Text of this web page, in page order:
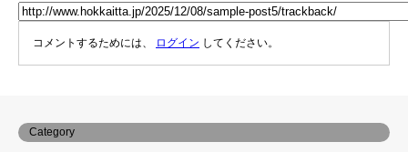
コメントするためには、 ログイン してください。
Category